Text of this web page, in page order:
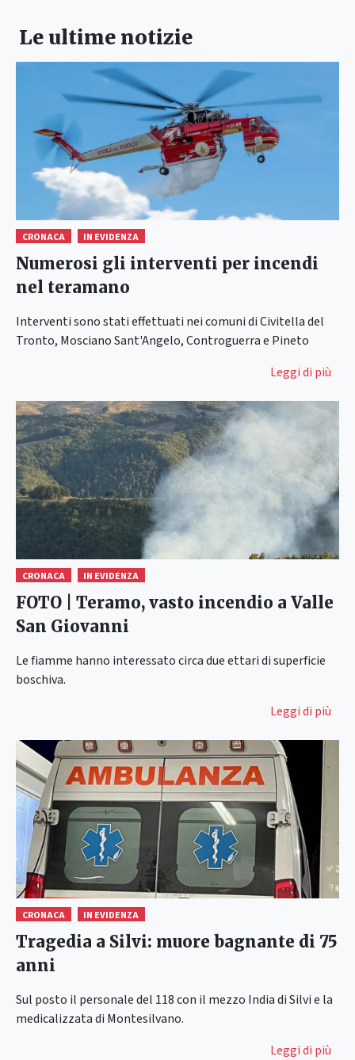
Le ultime notizie
CRONACA IN EVIDENZA
Numerosi gli interventi per incendi
nel teramano
Interventi sono stati effettuati nei comuni di Civitella del
Tronto, Mosciano Sant'Angelo, Controguerra e Pineto
Leggi di più
CRONACA IN EVIDENZA
FOTO | Teramo, vasto incendio a Valle
San Giovanni
Le fiamme hanno interessato circa due ettari di superficie
boschiva.
Leggi di più
CRONACA IN EVIDENZA
Tragedia a Silvi: muore bagnante di 75
anni
Sul posto il personale del 118 con il mezzo India di Silvi e la
medicalizzata di Montesilvano.
Leggi di più